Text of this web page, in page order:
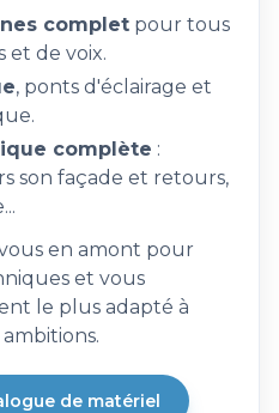
complet pour tous
et de voix.
, ponts d'éclairage et
complète :
son façade et retours,
en amont pour
et vous
le plus adapté à
de matériel